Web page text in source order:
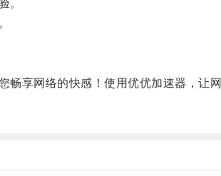
。
享网络的快感！使用优优加速器，让